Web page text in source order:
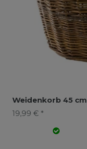
Weidenkorb 45 cm
19,99 € *